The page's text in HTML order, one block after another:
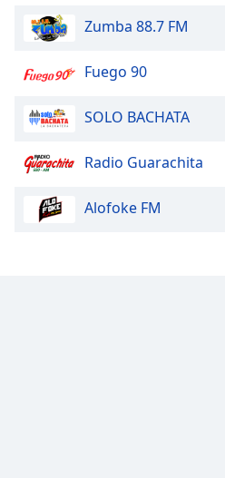
Reset
Modal
window.
Zumba 88.7 FM
Fuego 90
SOLO BACHATA
Radio Guarachita
Alofoke FM